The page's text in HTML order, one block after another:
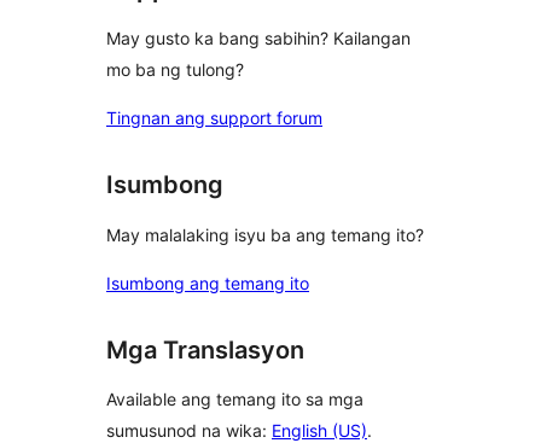
May gusto ka bang sabihin? Kailangan
mo ba ng tulong?
Tingnan ang support forum
Isumbong
May malalaking isyu ba ang temang ito?
Isumbong ang temang ito
Mga Translasyon
Available ang temang ito sa mga
sumusunod na wika: English (US).